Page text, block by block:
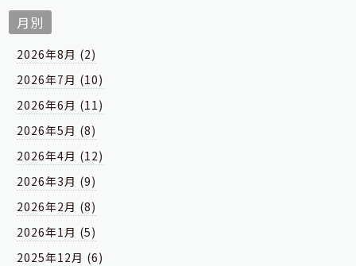
月別
2026年8月 (2)
2026年7月 (10)
2026年6月 (11)
2026年5月 (8)
2026年4月 (12)
2026年3月 (9)
2026年2月 (8)
2026年1月 (5)
2025年12月 (6)